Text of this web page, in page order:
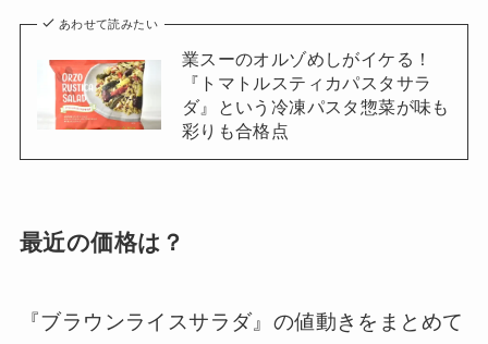
あわせて読みたい
業スーのオルゾめしがイケる！
『トマトルスティカパスタサラ
ダ』という冷凍パスタ惣菜が味も
彩りも合格点
最近の価格は？
『ブラウンライスサラダ』の値動きをまとめて